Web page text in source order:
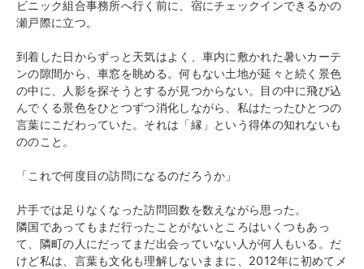
ビニック組合事務所へ行く前に、宿にチェックインできるかの
瀬戸際に立つ。
到着した日からずっと天気はよく、車内に敷かれた暑いカーテ
ンの隙間から、車窓を眺める。何もない土地が延々と続く景色
の中に、人影を探そうとするが見つからない。目の中に飛び込
んでくる景色をひとつずつ消化しながら、私はたったひとつの
言葉にこだわっていた。それは「縁」という得体の知れないも
ののこと。
「これで何度目の訪問になるのだろうか」
片手では足りなくなった訪問回数を数えながら思った。
隣国であってもまだ行ったことがないところはいくつもあっ
て、隣町の人にだってまだ出会っていない人が何人もいる。だ
けど私は、言葉も文化も理解しないままに、2012年に初めてメ